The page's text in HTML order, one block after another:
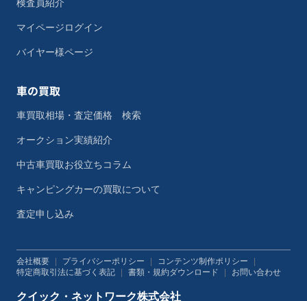
検査員紹介
マイページログイン
バイヤー様ページ
車の買取
車買取相場・査定価格 検索
オークション実績紹介
中古車買取お役立ちコラム
キャンピングカーの買取について
査定申し込み
会社概要 プライバシーポリシー コンテンツ制作ポリシー
特定商取引法に基づく表記
書類・規約ダウンロード お問い合わせ
クイック・ネットワーク株式会社